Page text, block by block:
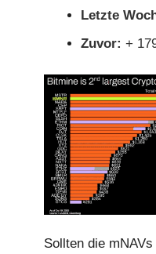
Letzte
Zuvor: +
Sollten die